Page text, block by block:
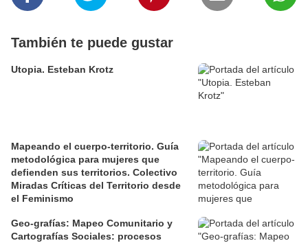
También te puede gustar
Utopia. Esteban Krotz
Mapeando el cuerpo-territorio. Guía
metodológica para mujeres que
defienden sus territorios. Colectivo
Miradas Críticas del Territorio desde
el Feminismo
Geo-grafías: Mapeo Comunitario y
Cartografías Sociales: procesos